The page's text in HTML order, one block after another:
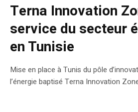
Terna Innovation
service du secteur
en Tunisie
Mise en place à Tunis du pôle
l’énergie baptisé Terna Innovation